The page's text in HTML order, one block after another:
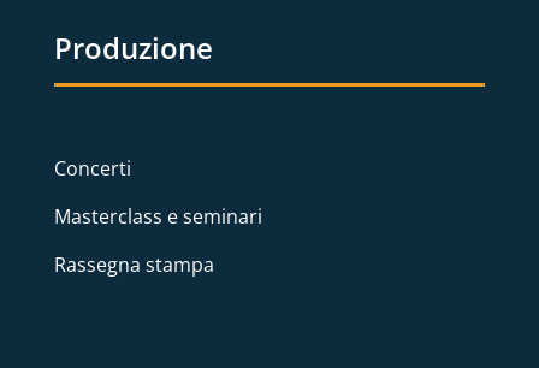
Produzione
Concerti
Masterclass e seminari
Rassegna stampa